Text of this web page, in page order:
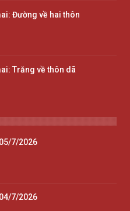
Đường về hai thôn
Trăng về thôn dã
7/2026
7/2026